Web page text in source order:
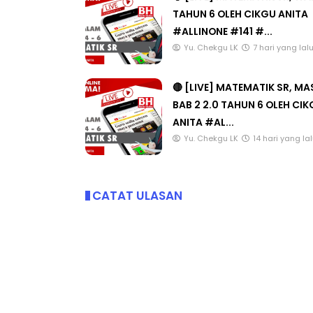
TAHUN 6 OLEH CIKGU ANITA
#ALLINONE #141 #...
Yu. Chekgu LK 7 hari yang lalu
🔴 [LIVE] MATEMATIK SR,
BAB 2 2.0 TAHUN 6 OLEH
ANITA #AL...
Yu. Chekgu LK 14 hari yang
CATAT ULASAN